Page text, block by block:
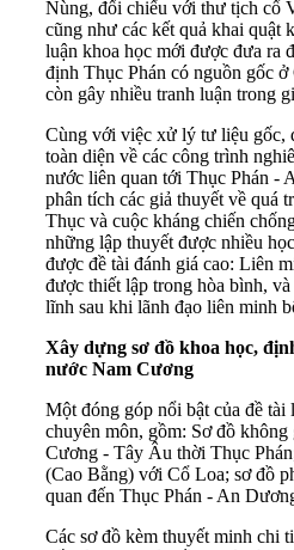
Nùng, đối chiếu với thư tịch cổ
cũng như các kết quả khai quật
luận khoa học mới được đưa ra
định Thục Phán có nguồn gốc
còn gây nhiều tranh luận trong
Cùng với việc xử lý tư liệu gốc,
toàn diện về các công trình
nước liên quan tới Thục Phán -
phân tích các giả thuyết về quá
Thục và cuộc kháng chiến
những lập thuyết được nhiều
được đề tài đánh giá cao: Liên
được thiết lập trong hòa bình,
lĩnh sau khi lãnh đạo liên minh
Xây dựng sơ đồ khoa học,
nước Nam Cương
Một đóng góp nổi bật của đề tài
chuyên môn, gồm: Sơ đồ
Cương - Tây Âu thời Thục
(Cao Bằng) với Cổ Loa; sơ đồ
quan đến Thục Phán - An
Các sơ đồ kèm thuyết minh chi